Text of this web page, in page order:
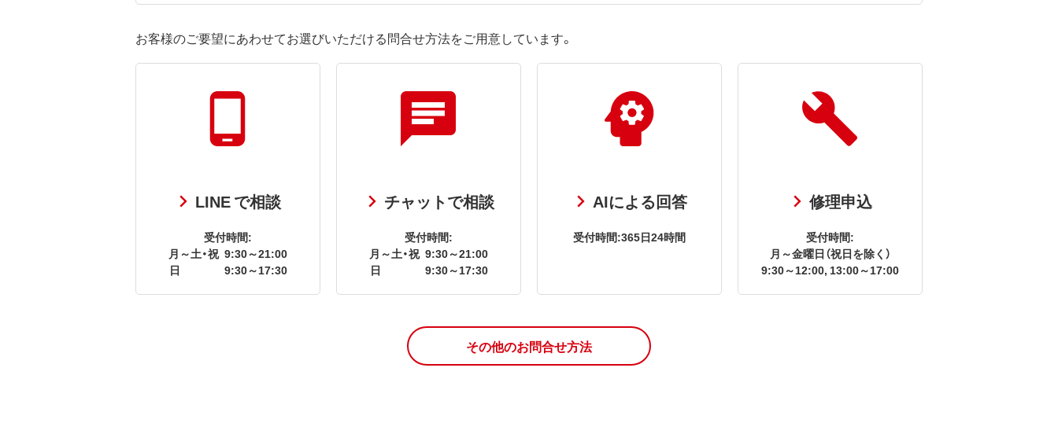
お客様のご要望にあわせてお選びいただける問合せ方法をご用意しています。
LINE で相談
受付時間:
月～土・祝 9:30～21:00
日
9:30～17:30
チャットで相談
受付時間:
月～土・祝 9:30～21:00
日
9:30～17:30
AIによる回答
受付時間:365日24時間
修理申込
受付時間:
月～金曜日（祝日を除く）
9:30～12:00, 13:00～17:00
その他のお問合せ方法